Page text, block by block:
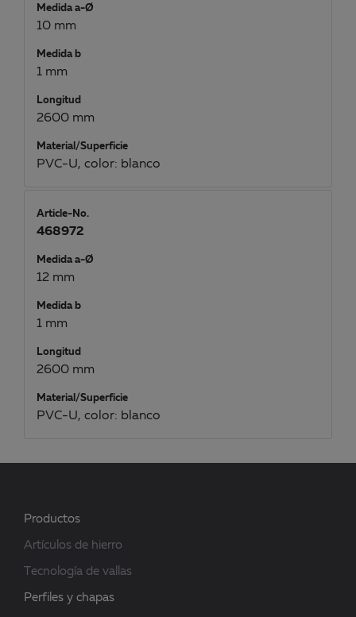
Medida a-Ø
10 mm
Medida b
1 mm
Longitud
2600 mm
Material/Superficie
PVC-U, color: blanco
Article-No.
468972
Medida a-Ø
12 mm
Medida b
1 mm
Longitud
2600 mm
Material/Superficie
PVC-U, color: blanco
Productos
Artículos de hierro
Tecnología de vallas
Perfiles y chapas